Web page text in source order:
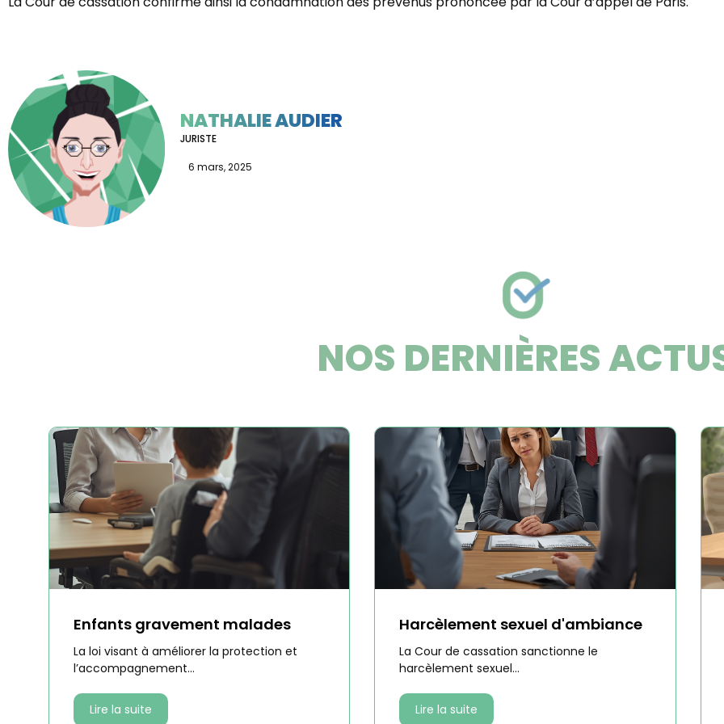
NATHALIE AUDIER
JURISTE
6 mars, 2025
NOS DERNIÈRES
Enfants gravement malades
La loi visant à améliorer la protection et
l’accompagnement...
Lire la suite
Harcèlement sexuel d'ambiance
La Cour de cassation sanctionne le
harcèlement sexuel...
Lire la suite